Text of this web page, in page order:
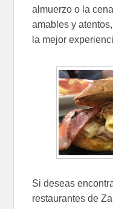
almuerzo o la
amables y
la mejor
Si deseas
restaurantes de